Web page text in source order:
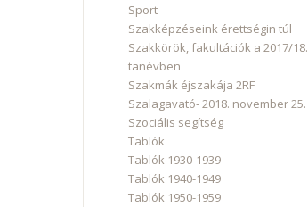
Sport
Szakképzéseink érettségin túl
Szakkörök, fakultációk a 2017/18.
tanévben
Szakmák éjszakája 2RF
Szalagavató- 2018. november 25.
Szociális segítség
Tablók
Tablók 1930-1939
Tablók 1940-1949
Tablók 1950-1959